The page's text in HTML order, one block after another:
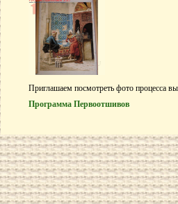
Приглашаем посмотреть фото процесса
Программа Первоотшивов